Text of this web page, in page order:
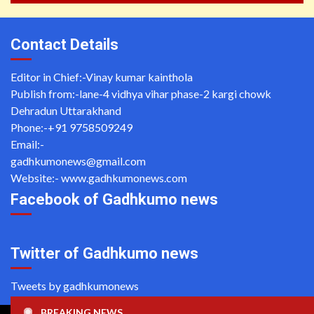
Contact Details
Editor in Chief:-Vinay kumar kainthola
Publish from:-lane-4 vidhya vihar phase-2 kargi chowk
Dehradun Uttarakhand
Phone:-+91 9758509249
Email:-
gadhkumonews@gmail.com
Website:- www.gadhkumonews.com
Facebook of Gadhkumo news
Twitter of Gadhkumo news
Tweets by gadhkumonews